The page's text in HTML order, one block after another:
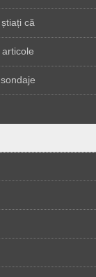
știați că
articole
sondaje